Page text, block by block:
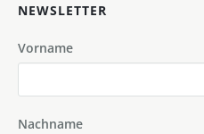
NEWSLETTER
Vorname
Nachname